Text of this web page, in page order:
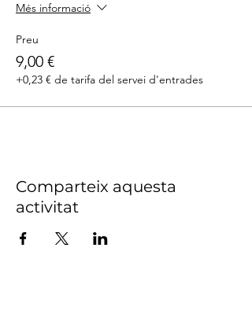
Més informació
Preu
9,00 €
+0,23 € de tarifa del servei d'entrades
Comparteix aquesta
activitat